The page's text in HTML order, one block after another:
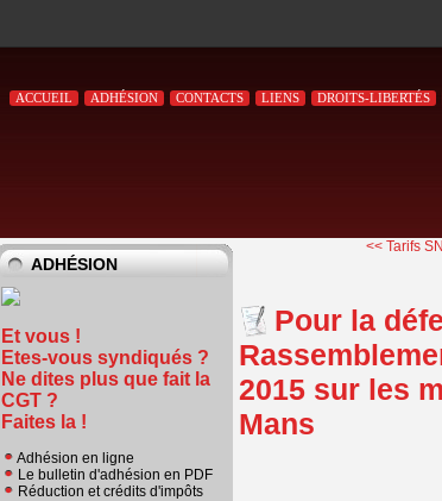
ACCUEIL ADHÉSION CONTACTS LIENS DROITS-LIBERTÉS
ADHÉSION
Et vous !
Etes-vous syndiqués ?
Ne dites plus que fait la
CGT ?
Faites la !
Adhésion en ligne
Le bulletin d'adhésion en PDF
Réduction et crédits d'impôts
<< Tarifs
Pour la
2015 sur les
Mans